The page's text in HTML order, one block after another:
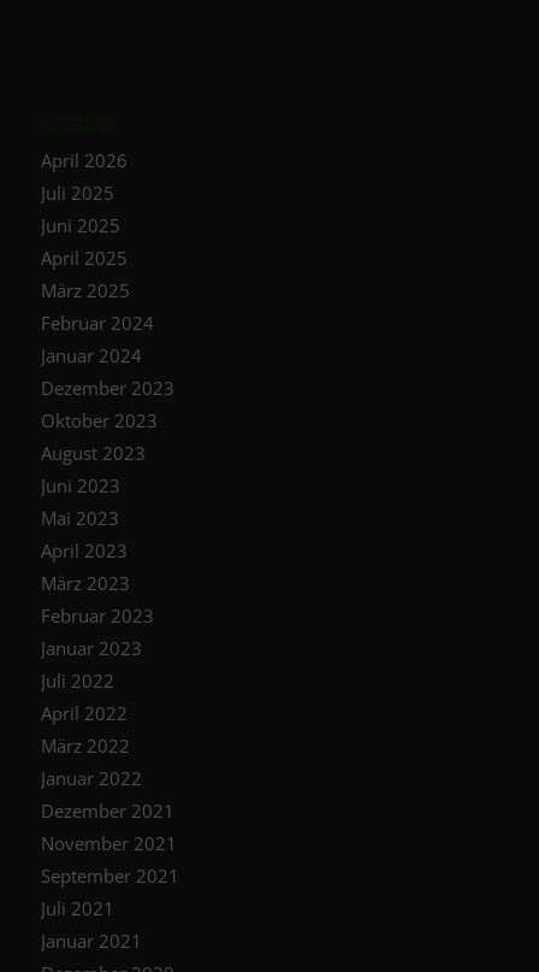
April 2026
Juli 2025
Juni 2025
April 2025
März 2025
Februar 2024
Januar 2024
Dezember 2023
Oktober 2023
August 2023
Juni 2023
Mai 2023
April 2023
März 2023
Februar 2023
Januar 2023
Juli 2022
April 2022
März 2022
Januar 2022
Dezember 2021
November 2021
September 2021
Juli 2021
Januar 2021